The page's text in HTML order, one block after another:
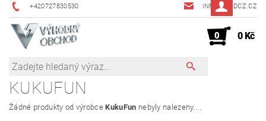
+420727830530 INFO@JMDCZ.CZ
0 0 Kč
KUKUFUN
Žádné produkty od výrobceKukuFun nebyly nalezeny....